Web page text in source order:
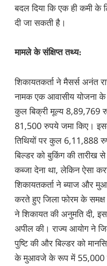
बदल दिया कि एक ही कमी
दी जा सकती है।
मामले के संक्षिप्त तथ्य:
शिकायतकर्ता ने मैसर्स अनंत
नामक एक आवासीय योजना
कुल बिक्री मूल्य 8,89,769
81,500 रुपये जमा किए।
तिथियों पर कुल 6,11,888
बिल्डर को बुकिंग की तारीख
कब्जा देना था, लेकिन ऐसा
शिकायतकर्ता ने ब्याज और
करते हुए जिला फोरम के
ने शिकायत की अनुमति दी,
अपील की। राज्य आयोग ने
पुष्टि की और बिल्डर को
के मुआवजे के रूप में 55,000